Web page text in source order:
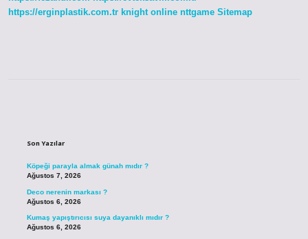
https://erginplastik.com.tr knight online nttgame Sitemap
Son Yazılar
Köpeği parayla almak günah mıdır ?
Ağustos 7, 2026
Deco nerenin markası ?
Ağustos 6, 2026
Kumaş yapıştırıcısı suya dayanıklı mıdır ?
Ağustos 6, 2026